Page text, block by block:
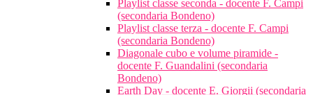
Playlist classe seconda - docente F. Campi
(secondaria Bondeno)
Playlist classe terza - docente F. Campi
(secondaria Bondeno)
Diagonale cubo e volume piramide -
docente F. Guandalini (secondaria
Bondeno)
Earth Day - docente E. Giorgii (secondaria